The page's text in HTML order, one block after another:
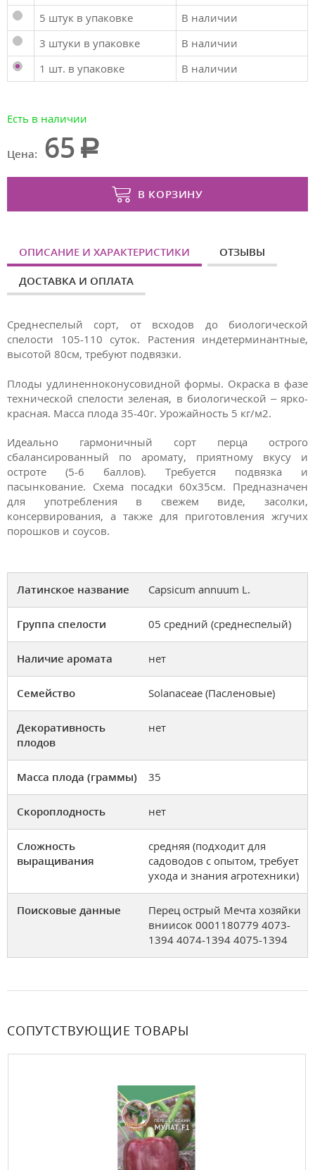
5 штук в упаковке
В наличии
3 штуки в упаковке
В наличии
1 шт. в упаковке
В наличии
Есть в наличии
Цена: 65
В КОРЗИНУ
ОПИСАНИЕ И ХАРАКТЕРИСТИКИ ОТЗЫВЫ
ДОСТАВКА И ОПЛАТА
Среднеспелый сорт, от всходов до биологической
спелости 105-110 суток. Растения индетерминантные,
высотой 80см, требуют подвязки.
Плоды удлиненноконусовидной формы. Окраска в фазе
технической спелости зеленая, в биологической – ярко-
красная. Масса плода 35-40г. Урожайность 5 кг/м2.
Идеально гармоничный сорт перца острого
сбалансированный по аромату, приятному вкусу и
остроте (5-6 баллов). Требуется подвязка и
пасынкование. Схема посадки 60х35см. Предназначен
для употребления в свежем виде, засолки,
консервирования, а также для приготовления жгучих
порошков и соусов.
Латинское название Capsicum annuum L.
Группа спелости 05 средний (среднеспелый)
Наличие аромата нет
Семейство Solanaceae (Пасленовые)
Декоративность
плодов
нет
Масса плода (граммы) 35
Скороплодность нет
Сложность
выращивания
средняя (подходит для
садоводов с опытом, требует
ухода и знания агротехники)
Поисковые данные
Перец острый Мечта хозяйки
вниисок 0001180779 4073-
1394 4074-1394 4075-1394
СОПУТСТВУЮЩИЕ ТОВАРЫ